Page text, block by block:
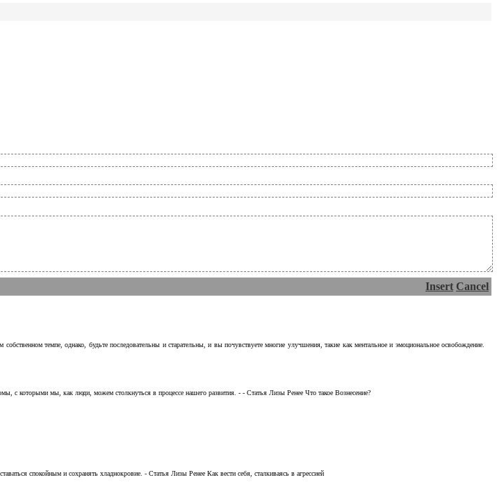
Insert Cancel
темпе, однако, будьте последовательны и старательны, и вы почувствуете многие улучшения, такие как ментальное и эмоциональное освобождение.
с которыми мы, как люди, можем столкнуться в процессе нашего развития. - - Статья Лизы Ренее Что такое Вознесение?
спокойным и сохранять хладнокровие. - Статья Лизы Ренее Как вести себя, сталкиваясь в агрессией